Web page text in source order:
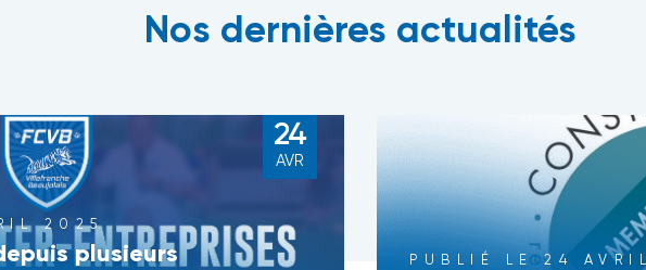
Nos dernières actualités
24
AVR
2025
plusieurs
PUBLIÉ LE 24